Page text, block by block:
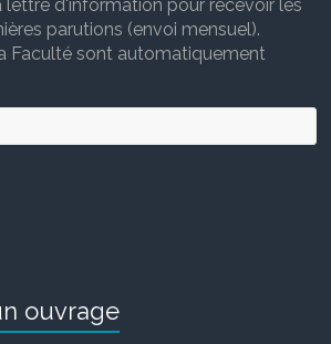
lettre d'information pour recevoir les
parutions (envoi mensuel).
Faculté sont automatiquement
ouvrage